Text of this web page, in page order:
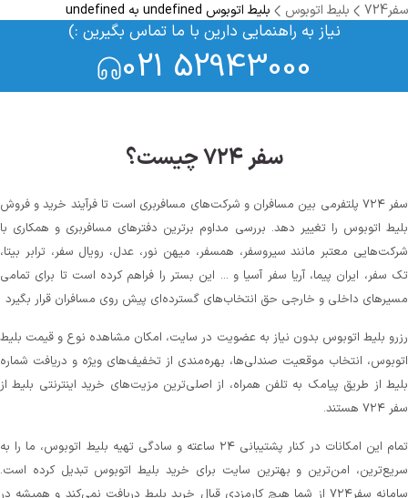
سفر724 بلیط اتوبوس بلیط اتوبوس undefined به undefined
نیاز به راهنمایی دارین با ما تماس بگیرین :)
021 52943000
سفر ۷۲۴ چیست؟
سفر ۷۲۴ پلتفرمی بین مسافران و شرکت‌های مسافربری است تا فرآیند خرید و فروش
بلیط اتوبوس را تغییر دهد. بررسی مداوم برترین دفترهای مسافربری و همکاری با
شرکت‌هایی معتبر مانند سیروسفر، همسفر، میهن‌ نور، عدل، رویال سفر، ترابر بیتا،
تک سفر، ایران پیما، آریا سفر آسیا و ... این بستر را فراهم کرده است تا برای تمامی
مسیرهای داخلی و خارجی حق انتخاب‌های گسترده‌ای پیش روی مسافران قرار بگیرد
رزرو بلیط اتوبوس بدون نیاز به عضویت در سایت، امکان مشاهده نوع و قیمت بلیط
اتوبوس، انتخاب موقعیت صندلی‌ها، بهره‌مندی از تخفیف‌های ویژه و دریافت شماره‌
بلیط از طریق پیامک به تلفن همراه، از اصلی‌ترین مزیت‌های خرید اینترنتی بلیط از
سفر ۷۲۴ هستند.
تمام این امکانات در کنار پشتیبانی‌ ۲۴ ساعته و سادگی تهیه بلیط اتوبوس، ما را به
سریع‌ترین، امن‌ترین و بهترین سایت برای خرید بلیط اتوبوس تبدیل کرده است.
سامانه سفر۷۲۴ از شما هیچ کارمزدی قبال خرید بلیط دریافت نمی‌کند و همیشه در